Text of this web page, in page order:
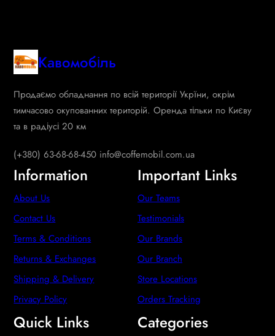
Кавомобіль
Продаємо обладнання по всій території Укрїни, окрім
тимчасово окупованних територій. Оренда тільки по Києву
та в радіусі 20 км
(+380) 63-68-68-450 info@coffemobil.com.ua
Information
About Us
Contact Us
Terms & Conditions
Returns & Exchanges
Shipping & Delivery
Privacy Policy
Important Links
Our Teams
Testimonials
Our Brands
Our Branch
Store Locations
Orders Tracking
Quick Links Categories